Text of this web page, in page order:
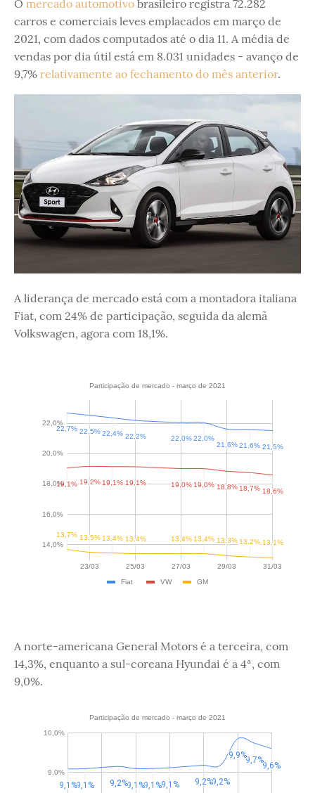
O mercado automotivo brasileiro registra 72.282
carros e comerciais leves emplacados em março de
2021, com dados computados até o dia 11. A média de
vendas por dia útil está em 8.031 unidades - avanço de
9,7% relativamente ao fechamento do mês anterior.
A liderança de mercado está com a montadora italiana
Fiat, com 24% de participação, seguida da alemã
Volkswagen, agora com 18,1%.
A norte-americana General Motors é a terceira, com
14,3%, enquanto a sul-coreana Hyundai é a 4ª, com
9,0%.